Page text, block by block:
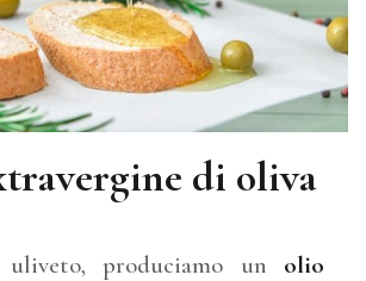
di oliva
produciamo un olio